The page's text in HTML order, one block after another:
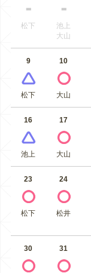
松下
池上
大山
9
松下
10
大山
16
池上
17
大山
23
松下
24
松井
30 31